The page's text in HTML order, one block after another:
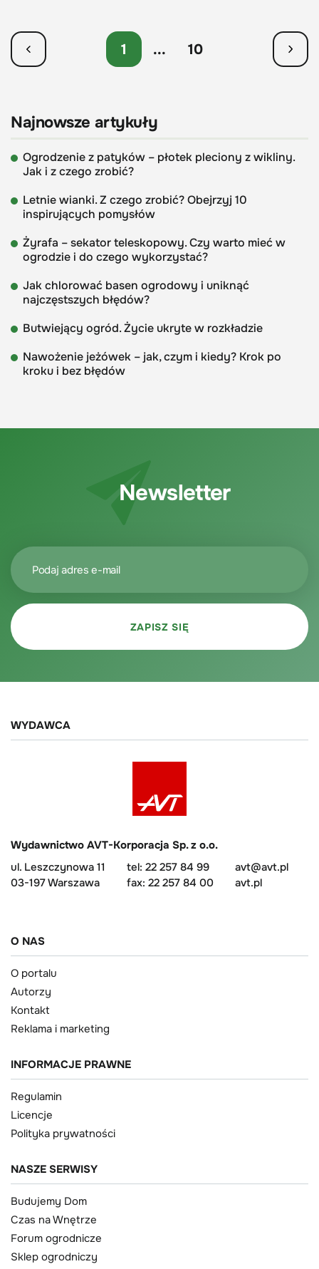
1 ... 10
Najnowsze artykuły
Ogrodzenie z patyków – płotek pleciony z wikliny.
Jak i z czego zrobić?
Letnie wianki. Z czego zrobić? Obejrzyj 10
inspirujących pomysłów
Żyrafa – sekator teleskopowy. Czy warto mieć w
ogrodzie i do czego wykorzystać?
Jak chlorować basen ogrodowy i uniknąć
najczęstszych błędów?
Butwiejący ogród. Życie ukryte w rozkładzie
Nawożenie jeżówek – jak, czym i kiedy? Krok po
kroku i bez błędów
Newsletter
WYDAWCA
Wydawnictwo AVT-Korporacja Sp. z o.o.
ul. Leszczynowa 11
03-197 Warszawa
tel: 22 257 84 99
fax: 22 257 84 00
avt@avt.pl
avt.pl
O NAS
O portalu
Autorzy
Kontakt
Reklama i marketing
INFORMACJE PRAWNE
Regulamin
Licencje
Polityka prywatności
NASZE SERWISY
Budujemy Dom
Czas na Wnętrze
Forum ogrodnicze
Sklep ogrodniczy